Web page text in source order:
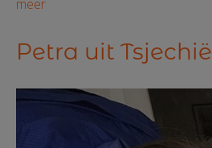
meer
Petra uit Tsjechië